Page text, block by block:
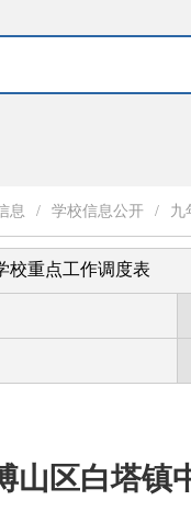
息 / 学校信息公开 / 九
校重点工作调度表
山区白塔镇